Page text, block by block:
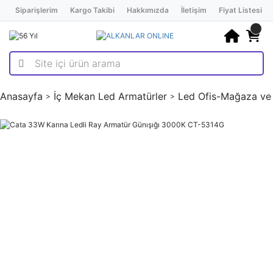
Siparişlerim Kargo Takibi Hakkımızda İletişim Fiyat Listesi
Anasayfa İç Mekan Led Armatürler Led Ofis-Mağaza